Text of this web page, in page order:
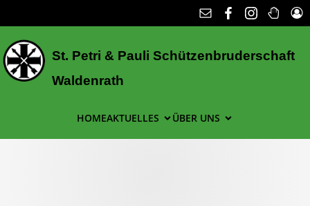
St. Petri & Pauli Schützenbruderschaft
Waldenrath
HOMEAKTUELLES ÜBER UNS